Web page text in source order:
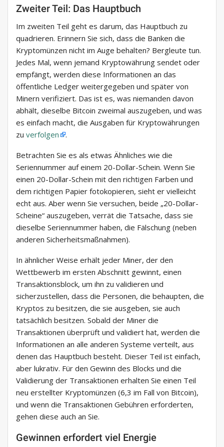
Zweiter Teil: Das Hauptbuch
Im zweiten Teil geht es darum, das Hauptbuch zu
quadrieren. Erinnern Sie sich, dass die Banken die
Kryptomünzen nicht im Auge behalten? Bergleute tun.
Jedes Mal, wenn jemand Kryptowährung sendet oder
empfängt, werden diese Informationen an das
öffentliche Ledger weitergegeben und später von
Minern verifiziert. Das ist es, was niemanden davon
abhält, dieselbe Bitcoin zweimal auszugeben, und was
es einfach macht, die Ausgaben für Kryptowährungen
zu verfolgen .
Betrachten Sie es als etwas Ähnliches wie die
Seriennummer auf einem 20-Dollar-Schein. Wenn Sie
einen 20-Dollar-Schein mit den richtigen Farben und
dem richtigen Papier fotokopieren, sieht er vielleicht
echt aus. Aber wenn Sie versuchen, beide „20-Dollar-
Scheine“ auszugeben, verrät die Tatsache, dass sie
dieselbe Seriennummer haben, die Fälschung (neben
anderen Sicherheitsmaßnahmen).
In ähnlicher Weise erhält jeder Miner, der den
Wettbewerb im ersten Abschnitt gewinnt, einen
Transaktionsblock, um ihn zu validieren und
sicherzustellen, dass die Personen, die behaupten, die
Kryptos zu besitzen, die sie ausgeben, sie auch
tatsächlich besitzen. Sobald der Miner die
Transaktionen überprüft und validiert hat, werden die
Informationen an alle anderen Systeme verteilt, aus
denen das Hauptbuch besteht. Dieser Teil ist einfach,
aber lukrativ. Für den Gewinn des Blocks und die
Validierung der Transaktionen erhalten Sie einen Teil
neu erstellter Kryptomünzen (6,3 im Fall von Bitcoin),
und wenn die Transaktionen Gebühren erforderten,
gehen diese auch an Sie.
Gewinnen erfordert viel Energie